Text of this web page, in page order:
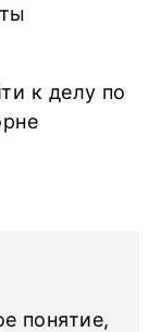
к делу по
понятие,